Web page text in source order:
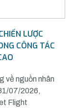
LƯỢC
CÔNG TÁC
về nguồn nhân
07/2026,
Flight